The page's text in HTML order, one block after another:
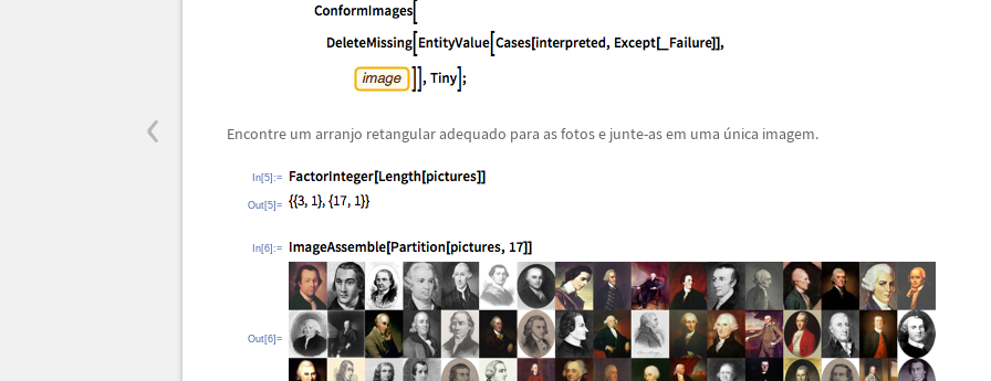
‹ Encontre um arranjo retangular adequado para as fotos e junte-as em uma única imagem.
In[5]:=
Out[5]=
In[6]:=
Out[6]=